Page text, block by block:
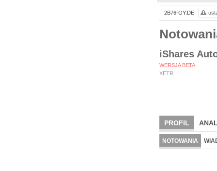
iShares
WERSJA BETA
XETR
PROFIL
NOTOWANIA
2B76-GY.DE: